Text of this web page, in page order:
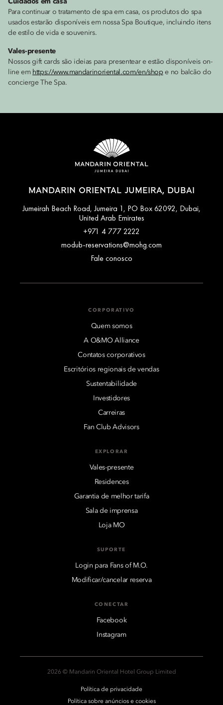
Cuidados em casa
Para continuar o tratamento de spa em casa, os produtos do spa
usados estarão disponíveis em nossa Spa Boutique, incluindo itens
de estilo de vida e souvenirs.
Vales-presente
Nossos gift cards são ideias para presentear e estão disponíveis on-
line em https://www.mandarinoriental.com/en/shop e no balcão do
concierge The Spa.
MANDARIN ORIENTAL JUMEIRA, DUBAI
Jumeirah Beach Road, Jumeira 1, PO Box 62092, Dubai,
United Arab Emirates
+971 4 777 2222
modub-reservations@mohg.com
Fale conosco
CORPORATIVO
Quem somos
A O&MO Alliance
Contatos corporativos
Escritórios regionais de vendas
Sustentabilidade
Investidores
Carreiras
Fan Club Advisors
EXPLORAR
Vales-presente
Residences
Garantia de melhor tarifa
Sala de imprensa
Loja MO
SUPORTE
Login para Fans of M.O.
Modificar/cancelar reserva
CONECTAR
Facebook
Instagram
2026 © Mandarin Oriental Hotel Group Limited
Política de privacidade
Política sobre anúncios e cookies